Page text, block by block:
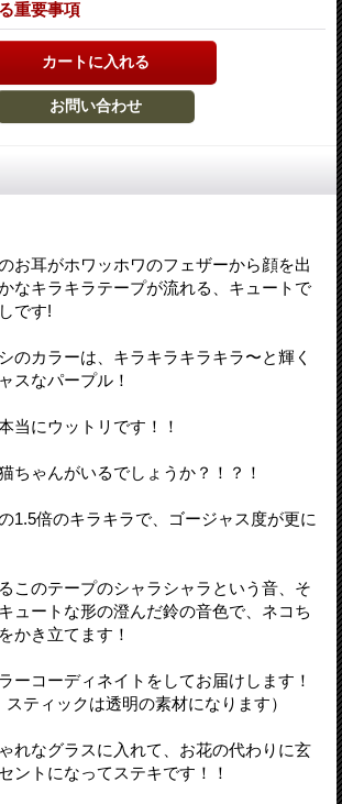
重要事項
お耳がホワッホワのフェザーから顔を出
なキラキラテープが流れる、キュートで
です!
のカラーは、キラキラキラキラ〜と輝く
スなパープル！
当にウットリです！！
ちゃんがいるでしょうか？！？！
1.5倍のキラキラで、ゴージャス度が更に
このテープのシャラシャラという音、そ
ュートな形の澄んだ鈴の音色で、ネコち
かき立てます！
ーコーディネイトをしてお届けします！
スティックは透明の素材になります）
れなグラスに入れて、お花の代わりに玄
ントになってステキです！！